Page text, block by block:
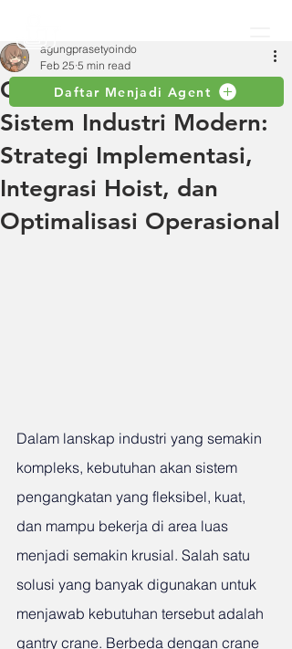
Daftar Menjadi Agent
Gantry Crane dalam
Sistem Industri Modern:
Strategi Implementasi,
Integrasi Hoist, dan
Optimalisasi Operasional
agungprasetyoindo
Feb 25 5 min read
Dalam lanskap industri yang semakin
kompleks, kebutuhan akan sistem
pengangkatan yang fleksibel, kuat,
dan mampu bekerja di area luas
menjadi semakin krusial. Salah satu
solusi yang banyak digunakan untuk
menjawab kebutuhan tersebut adalah
gantry crane. Berbeda dengan crane